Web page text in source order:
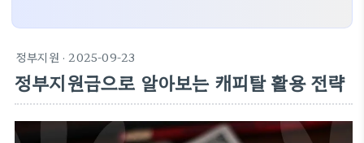
정부지원 · 2025-09-23
정부지원금으로 알아보는 캐피탈 활용 전략